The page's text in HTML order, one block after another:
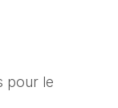
pour le